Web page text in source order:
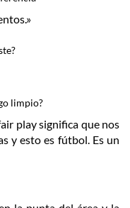
limpio?
play significa que nos
y esto es fútbol. Es un